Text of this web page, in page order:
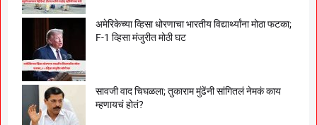
अमेरिकेच्या व्हिसा धोरणाचा भारतीय विद्यार्थ्यांना मोठा फटका;
F-1 व्हिसा मंजुरीत मोठी घट
सावजी वाद चिघळला; तुकाराम मुंढेंनी सांगितलं नेमकं काय
म्हणायचं होतं?